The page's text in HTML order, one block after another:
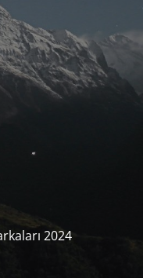
2024